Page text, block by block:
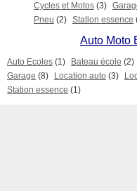
Cycles et Motos (3)
Pneu (2) Station essence
Auto Moto
Auto Ecoles (1) Bateau école (2)
Garage (8) Location auto (3)
Station essence (1)